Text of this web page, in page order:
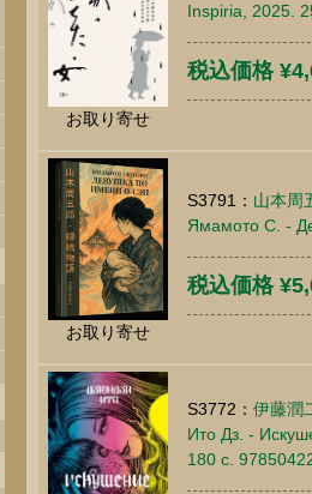
お取り寄せ
Inspiria, 2025.
税込価格
お取り寄せ
S3791： 山本
Ямамото С. -
税込価格
S3772： 伊藤
Ито Дз. -
180 c.